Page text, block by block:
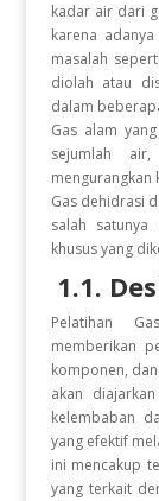
kadar air dari
karena
masalah
diolah atau
dalam
Gas alam
sejumlah
Gas dehidrasi
salah
khusus yang
1.1.
Pelatihan
memberikan
komponen,
akan
kelembaban
yang efektif
ini mencakup
yang terkait